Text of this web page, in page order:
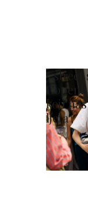
5
koji
ljeta